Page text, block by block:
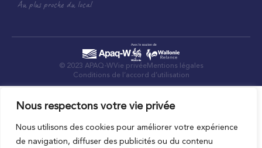
Nous respectons votre vie privée
Nous utilisons des cookies pour améliorer votre expérience
de navigation, diffuser des publicités ou du contenu
Au plus proche du local
© 2023 APAQ-WVie privée Mentions légales
Conditions de l’accord d’utilisation